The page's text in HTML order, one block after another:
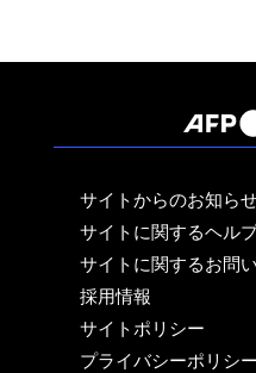
サイトからのお知ら
サイトに関するヘル
サイトに関するお問
採用情報
サイトポリシー
プライバシーポリシー